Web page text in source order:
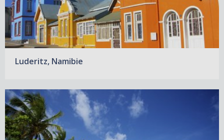
Luderitz, Namibie